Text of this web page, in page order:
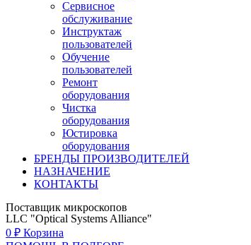
Сервисное
обслуживание
Инструктаж
пользователей
Обучение
пользователей
Ремонт
оборудования
Чистка
оборудования
Юстировка
оборудования
БРЕНДЫ ПРОИЗВОДИТЕЛЕЙ
НАЗНАЧЕНИЕ
КОНТАКТЫ
Поставщик микроскопов
LLC "Optical Systems Alliance"
0 ₽ Корзина